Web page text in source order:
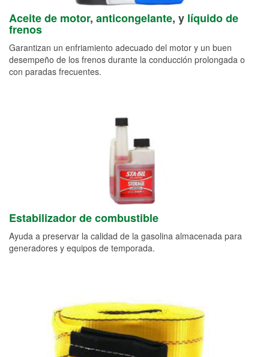
Aceite de motor, anticongelante, y líquido de
frenos
Garantizan un enfriamiento adecuado del motor y un buen
desempeño de los frenos durante la conducción prolongada o
con paradas frecuentes.
Estabilizador de combustible
Ayuda a preservar la calidad de la gasolina almacenada para
generadores y equipos de temporada.